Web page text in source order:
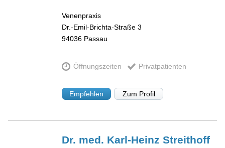
Venenpraxis
Dr.-Emil-Brichta-Straße 3
94036 Passau
Öffnungszeiten Privatpatienten
Empfehlen Zum Profil
Dr. med. Karl-HeinzStreithoff